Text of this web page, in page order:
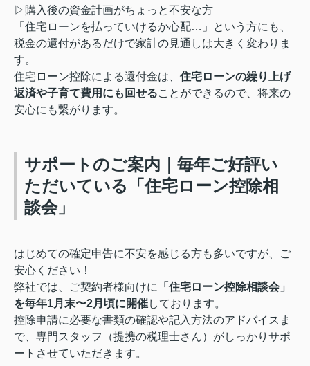
▷購入後の資金計画がちょっと不安な方
「住宅ローンを払っていけるか心配…」という方にも、
税金の還付があるだけで家計の見通しは大きく変わりま
す。
住宅ローン控除による還付金は、 住宅ローンの繰り上げ
返済や子育て費用にも回せることができるので、将来の
安心にも繋がります。
サポートのご案内｜毎年ご好評い
ただいている「住宅ローン控除相
談会」
はじめての確定申告に不安を感じる方も多いですが、ご
安心ください！
弊社では、ご契約者様向けに
「住宅ローン控除相談会」
を毎年1月末〜2月頃に開催しております。
控除申請に必要な書類の確認や記入方法のアドバイスま
で、専門スタッフ（提携の税理士さん）がしっかりサポ
ートさせていただきます。